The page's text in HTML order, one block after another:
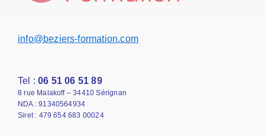
info@beziers-formation.com
Tel :06 51 06 51 89
8 rue Malakoff – 34410 Sérignan
NDA : 91340564934
Siret : 479 654 683 00024